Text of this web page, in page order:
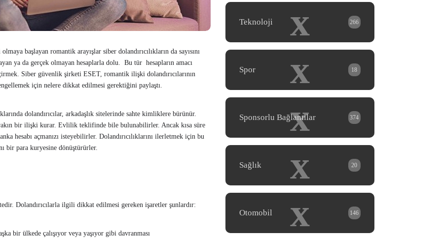
başlayan romantik arayışlar siber dolandırıcılıkların da sayısını
ya da gerçek olmayan hesaplarla dolu. Bu tür hesapların amacı
Siber güvenlik şirketi ESET, romantik ilişki dolandırıcılarının
için nelere dikkat edilmesi gerektiğini paylaştı.
dolandırıcılar, arkadaşlık sitelerinde sahte kimliklere bürünür.
bir ilişki kurar. Evlilik teklifinde bile bulunabilirler. Ancak kısa süre
hesabı açmanızı isteyebilirler. Dolandırıcılıklarını ilerletmek için bu
bir para kuryesine dönüştürürler.
Dolandırıcılarla ilgili dikkat edilmesi gereken işaretler şunlardır:
bir ülkede çalışıyor veya yaşıyor gibi davranması
x
Teknoloji 266
x
Spor 18
x
Sponsorlu Bağlantılar 374
x
Sağlık 20
x
Otomobil 146